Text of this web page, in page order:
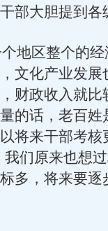
部大胆提到各
区整个的经
文化产业发展
财政收入就比
的话，老百姓
将来干部考核
们原来也想
多，将来要逐